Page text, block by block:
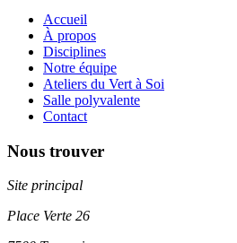
Accueil
À propos
Disciplines
Notre équipe
Ateliers du Vert à Soi
Salle polyvalente
Contact
Nous trouver
Site principal
Place Verte 26